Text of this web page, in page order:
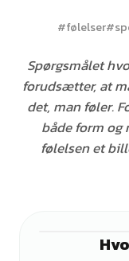
#følelser#
Spørgsmålet
forudsætter, at
det, man føler.
både form og
følelsen et